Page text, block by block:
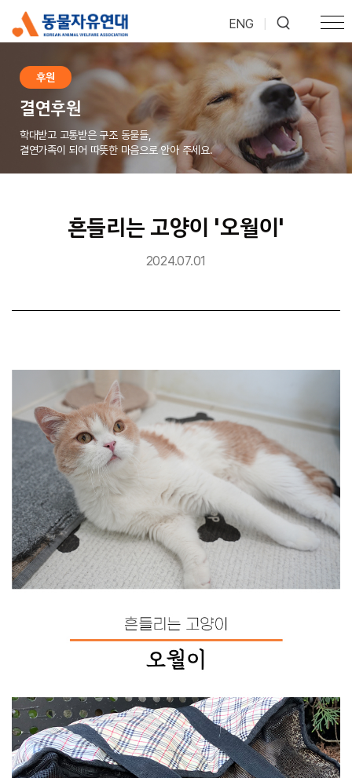
ENG
후원
결연후원
학대받고 고통받은 구조 동물들,
결연가족이 되어 따뜻한 마음으로 안아 주세요.
흔들리는 고양이 '오월이'
2024.07.01